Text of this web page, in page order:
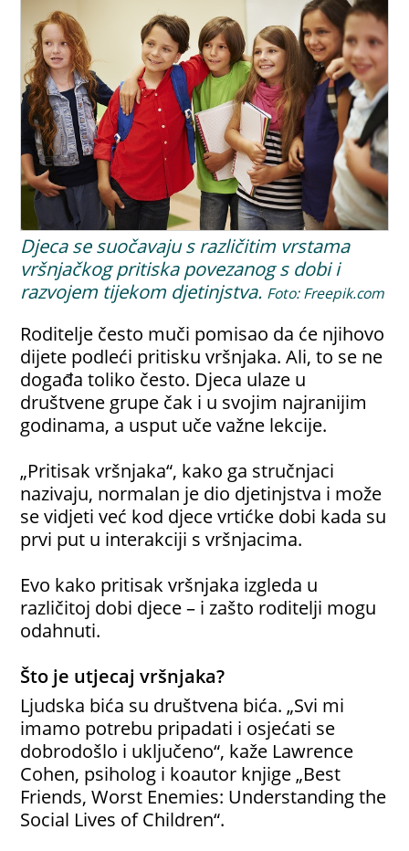
Djeca se suočavaju s različitim vrstama
vršnjačkog pritiska povezanog s dobi i
razvojem tijekom djetinjstva. Foto: Freepik.com
Roditelje često muči pomisao da će njihovo
dijete podleći pritisku vršnjaka. Ali, to se ne
događa toliko često. Djeca ulaze u
društvene grupe čak i u svojim najranijim
godinama, a usput uče važne lekcije.
„Pritisak vršnjaka“, kako ga stručnjaci
nazivaju, normalan je dio djetinjstva i može
se vidjeti već kod djece vrtićke dobi kada su
prvi put u interakciji s vršnjacima.
Evo kako pritisak vršnjaka izgleda u
različitoj dobi djece – i zašto roditelji mogu
odahnuti.
Što je utjecaj vršnjaka?
Ljudska bića su društvena bića. „Svi mi
imamo potrebu pripadati i osjećati se
dobrodošlo i uključeno“, kaže Lawrence
Cohen, psiholog i koautor knjige „Best
Friends, Worst Enemies: Understanding the
Social Lives of Children“.